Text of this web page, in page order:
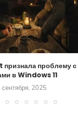
проблему с
в Windows 11
сентября, 2025